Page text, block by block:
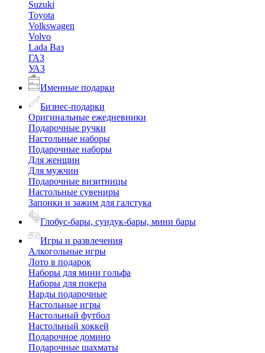
Suzuki
Toyota
Volkswagen
Volvo
Lada Ваз
ГАЗ
УАЗ
Именные подарки
Бизнес-подарки
Оригинальные ежедневники
Подарочные ручки
Настольные наборы
Подарочные наборы
Для женщин
Для мужчин
Подарочные визитницы
Настольные сувениры
Запонки и зажим для галстука
Глобус-бары, сундук-бары, мини бары
Игры и развлечения
Алкогольные игры
Лото в подарок
Наборы для мини гольфа
Наборы для покера
Нарды подарочные
Настольные игры
Настольный футбол
Настольный хоккей
Подарочное домино
Подарочные шахматы